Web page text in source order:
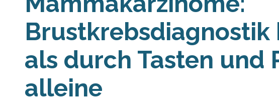
Brustkrebsdiagnostik
als durch Tasten und
alleine